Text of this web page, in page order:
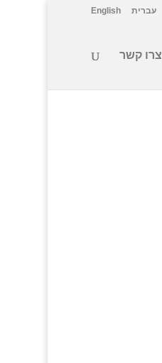
עברית English
צרו קשר